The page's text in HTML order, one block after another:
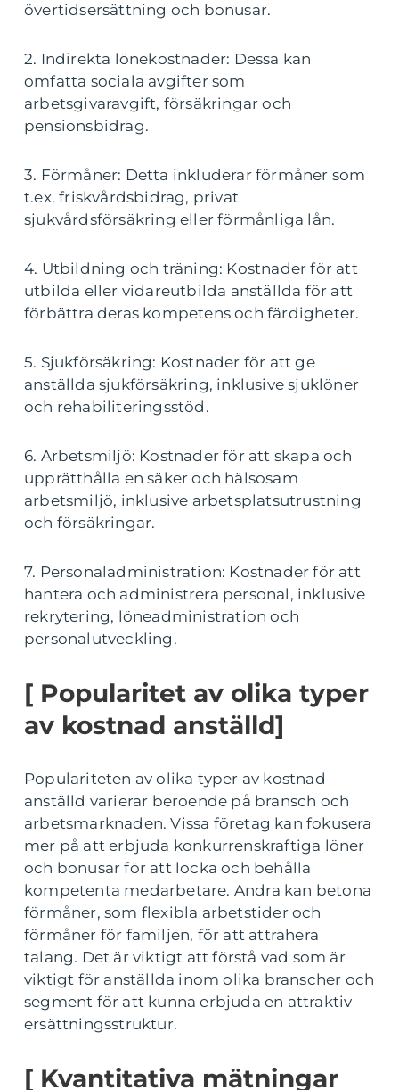
övertidsersättning och bonusar.
2. Indirekta lönekostnader: Dessa kan
omfatta sociala avgifter som
arbetsgivaravgift, försäkringar och
pensionsbidrag.
3. Förmåner: Detta inkluderar förmåner som
t.ex. friskvårdsbidrag, privat
sjukvårdsförsäkring eller förmånliga lån.
4. Utbildning och träning: Kostnader för att
utbilda eller vidareutbilda anställda för att
förbättra deras kompetens och färdigheter.
5. Sjukförsäkring: Kostnader för att ge
anställda sjukförsäkring, inklusive sjuklöner
och rehabiliteringsstöd.
6. Arbetsmiljö: Kostnader för att skapa och
upprätthålla en säker och hälsosam
arbetsmiljö, inklusive arbetsplatsutrustning
och försäkringar.
7. Personaladministration: Kostnader för att
hantera och administrera personal, inklusive
rekrytering, löneadministration och
personalutveckling.
[ Popularitet av olika typer
av kostnad anställd]
Populariteten av olika typer av kostnad
anställd varierar beroende på bransch och
arbetsmarknaden. Vissa företag kan fokusera
mer på att erbjuda konkurrenskraftiga löner
och bonusar för att locka och behålla
kompetenta medarbetare. Andra kan betona
förmåner, som flexibla arbetstider och
förmåner för familjen, för att attrahera
talang. Det är viktigt att förstå vad som är
viktigt för anställda inom olika branscher och
segment för att kunna erbjuda en attraktiv
ersättningsstruktur.
[ Kvantitativa mätningar